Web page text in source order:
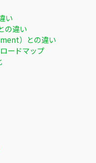
い
の違い
）との違い
ードマップ